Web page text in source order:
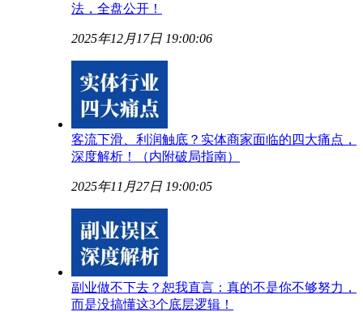
法，全盘公开！
2025年12月17日 19:00:06
客流下滑、利润触底？实体商家面临的四大痛点，
深度解析！（内附破局指南）
2025年11月27日 19:00:05
副业做不下去？恕我直言：真的不是你不够努力，
而是没搞懂这3个底层逻辑！